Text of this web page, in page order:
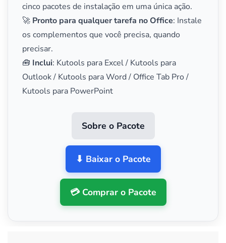
cinco pacotes de instalação em uma única ação.
🚀 Pronto para qualquer tarefa no Office: Instale
os complementos que você precisa, quando
precisar.
🧰 Inclui: Kutools para Excel / Kutools para
Outlook / Kutools para Word / Office Tab Pro /
Kutools para PowerPoint
Sobre o Pacote
⬇ Baixar o Pacote
💳 Comprar o Pacote